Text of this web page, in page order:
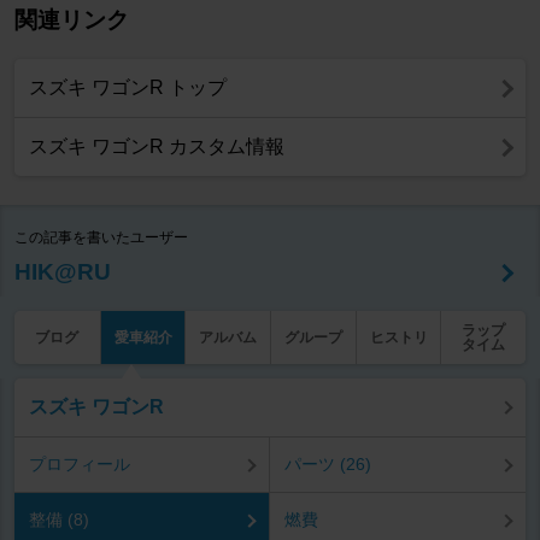
関連リンク
スズキ ワゴンR トップ
スズキ ワゴンR カスタム情報
この記事を書いたユーザー
HIK@RU
ブログ 愛車紹介 アルバム グループ ヒストリ
ラップ
タイム
スズキ ワゴンR
プロフィール パーツ (26)
整備 (8) 燃費